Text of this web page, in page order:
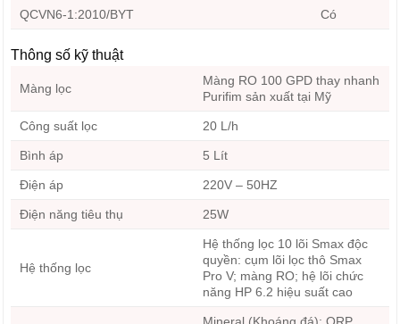
QCVN6-1:2010/BYT Có
Thông số kỹ thuật
Màng lọc
Màng RO 100 GPD thay nhanh
Purifim sản xuất tại Mỹ
Công suất lọc 20 L/h
Bình áp 5 Lít
Điện áp 220V – 50HZ
Điện năng tiêu thụ 25W
Hệ thống lọc
Hệ thống lọc 10 lõi Smax độc
quyền: cụm lõi lọc thô Smax
Pro V; màng RO; hệ lõi chức
năng HP 6.2 hiệu suất cao